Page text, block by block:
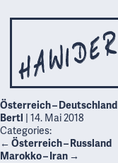
Österreich – Deutschland
Bertl | 14. Mai 2018
Categories:
← Österreich – Russland
Marokko – Iran →